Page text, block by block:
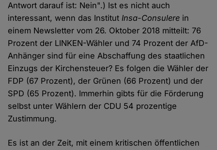
Antwort darauf ist: Nein".) Ist es nicht auch
interessant, wenn das InstitutInsa-Consulere in
einem Newsletter vom 26. Oktober 2018 mitteilt: 76
Prozent der LINKEN-Wähler und 74 Prozent der AfD-
Anhänger sind für eine Abschaffung des staatlichen
Einzugs der Kirchensteuer? Es folgen die Wähler der
FDP (67 Prozent), der Grünen (66 Prozent) und der
SPD (65 Prozent). Immerhin gibts für die Förderung
selbst unter Wählern der CDU 54 prozentige
Zustimmung.
Es ist an der Zeit, mit einem kritischen öffentlichen